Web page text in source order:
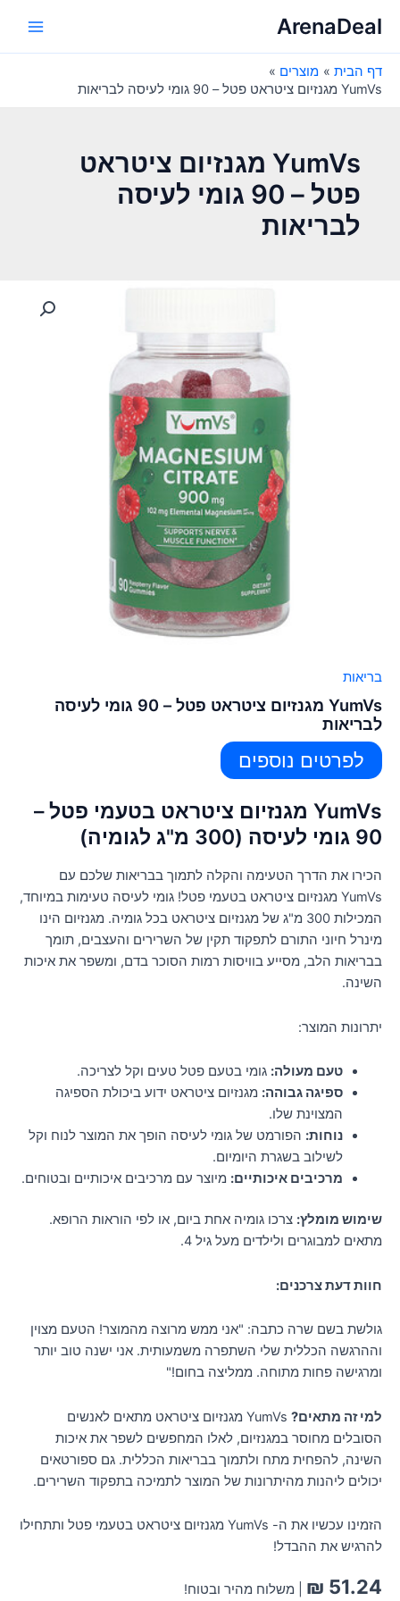
לתוכןArenaDeal
דף הבית
מוצרים
YumVs מגנזיום ציטראט פטל – 90 גומי לעיסה לבריאות
YumVs מגנזיום ציטראט
פטל – 90 גומי לעיסה
לבריאות
בריאות
YumVs מגנזיום ציטראט פטל – 90 גומי לעיסה
לבריאות
לפרטים נוספים
YumVs מגנזיום ציטראט בטעמי פטל –
90 גומי לעיסה (300 מ"ג לגומיה)
הכירו את הדרך הטעימה והקלה לתמוך בבריאות שלכם עם
YumVs מגנזיום ציטראט בטעמי פטל! גומי לעיסה טעימות במיוחד,
המכילות 300 מ"ג של מגנזיום ציטראט בכל גומיה. מגנזיום הינו
מינרל חיוני התורם לתפקוד תקין של השרירים והעצבים, תומך
בבריאות הלב, מסייע בוויסות רמות הסוכר בדם, ומשפר את איכות
השינה.
יתרונות המוצר:
טעם מעולה: גומי בטעם פטל טעים וקל לצריכה.
ספיגה גבוהה: מגנזיום ציטראט ידוע ביכולת הספיגה
המצוינת שלו.
נוחות: הפורמט של גומי לעיסה הופך את המוצר לנוח וקל
לשילוב בשגרת היומיום.
מרכיבים איכותיים: מיוצר עם מרכיבים איכותיים ובטוחים.
שימוש מומלץ: צרכו גומיה אחת ביום, או לפי הוראות הרופא.
מתאים למבוגרים ולילדים מעל גיל 4.
חוות דעת צרכנים:
גולשת בשם שרה כתבה: "אני ממש מרוצה מהמוצר! הטעם מצוין
וההרגשה הכללית שלי השתפרה משמעותית. אני ישנה טוב יותר
ומרגישה פחות מתוחה. ממליצה בחום!"
למי זה מתאים?
YumVs מגנזיום ציטראט מתאים לאנשים
הסובלים מחוסר במגנזיום, לאלו המחפשים לשפר את איכות
השינה, להפחית מתח ולתמוך בבריאות הכללית. גם ספורטאים
יכולים ליהנות מהיתרונות של המוצר לתמיכה בתפקוד השרירים.
הזמינו עכשיו את ה- YumVs מגנזיום ציטראט בטעמי פטל ותתחילו
להרגיש את ההבדל!
₪ 51.24 | משלוח מהיר ובטוח!